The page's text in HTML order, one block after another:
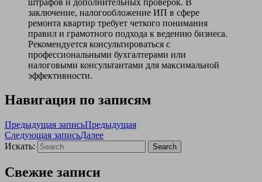
заключение, налогообложение ИП в сфере
ремонта квартир требует четкого понимания
правил и грамотного подхода к ведению бизнеса.
Рекомендуется консультироваться с
профессиональными бухгалтерами или
налоговыми консультантами для максимальной
эффективности.
Навигация по записям
Предыдущая записьПредыдущая
Следующая записьДалее
Искать:
Search
Свежие записи